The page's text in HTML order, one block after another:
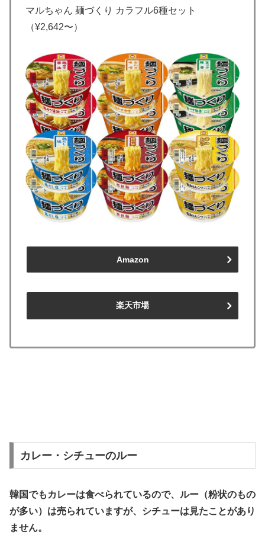
マルちゃん 麺づくり カラフル6種セット
（¥2,642〜）
Amazon
楽天市場
カレー・シチューのルー
韓国でもカレーは食べられているので、ルー（粉状のもの
が多い）は売られていますが、シチューは見たことがあり
ません。